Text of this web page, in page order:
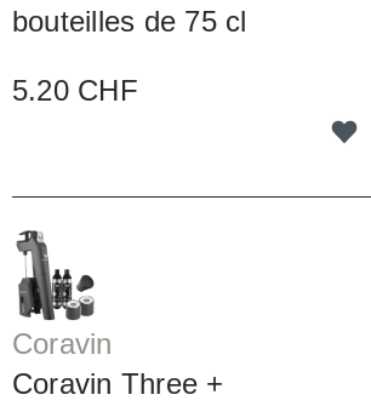
bouteilles de 75 cl
5.20 CHF
Coravin
Coravin Three +